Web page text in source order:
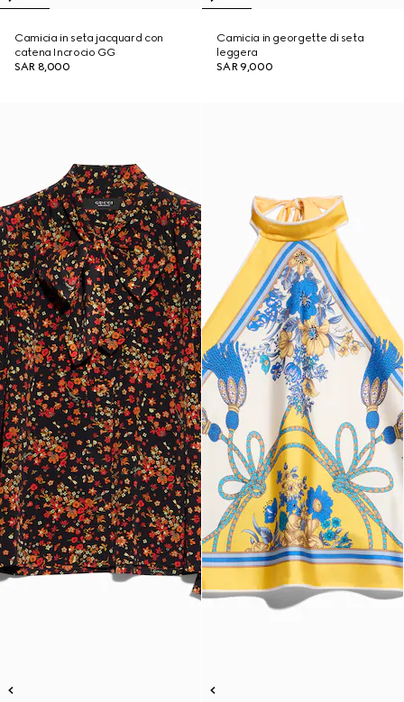
Camicia in seta jacquard con
catena Incrocio GG
SAR 8,000
Camicia in georgette di seta
leggera
SAR 9,000